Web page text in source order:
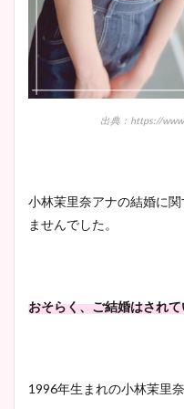
出典：https://
小林茉里奈アナの結婚に
ませんでした。
おそらく、ご結婚はされ
1996年生まれの小林茉里奈